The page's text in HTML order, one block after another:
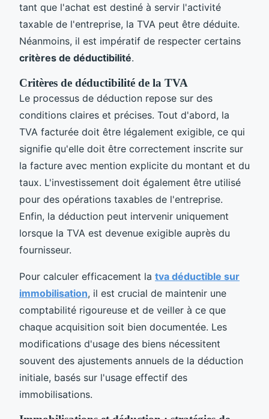
tant que l'achat est destiné à servir l'activité
taxable de l'entreprise, la TVA peut être déduite.
Néanmoins, il est impératif de respecter certains
critères de déductibilité.
Critères de déductibilité de la TVA
Le processus de déduction repose sur des
conditions claires et précises. Tout d'abord, la
TVA facturée doit être légalement exigible, ce qui
signifie qu'elle doit être correctement inscrite sur
la facture avec mention explicite du montant et du
taux. L'investissement doit également être utilisé
pour des opérations taxables de l'entreprise.
Enfin, la déduction peut intervenir uniquement
lorsque la TVA est devenue exigible auprès du
fournisseur.
Pour calculer efficacement la tva déductible sur
immobilisation, il est crucial de maintenir une
comptabilité rigoureuse et de veiller à ce que
chaque acquisition soit bien documentée. Les
modifications d'usage des biens nécessitent
souvent des ajustements annuels de la déduction
initiale, basés sur l'usage effectif des
immobilisations.